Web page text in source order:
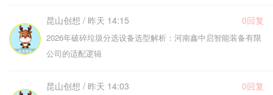
昆山创想 / 昨天 14:15 0回复
2026年破碎垃圾分选设备选型解析：河南鑫中启智能装备有限
公司的适配逻辑
昆山创想 / 昨天 14:03 0回复